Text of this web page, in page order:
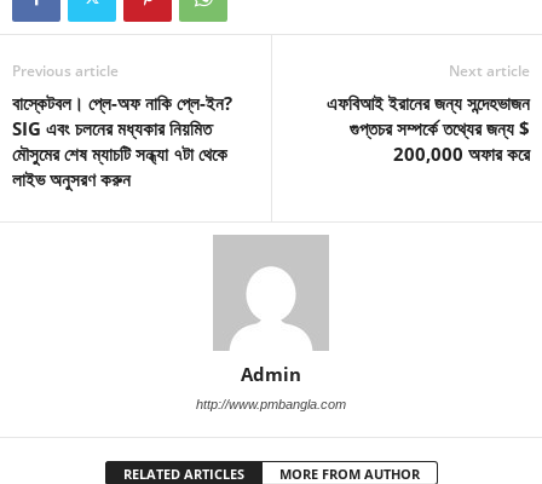
Previous article
বাস্কেটবল। প্লে-অফ নাকি প্লে-ইন?
SIG এবং চলনের মধ্যকার নিয়মিত
মৌসুমের শেষ ম্যাচটি সন্ধ্যা ৭টা থেকে
লাইভ অনুসরণ করুন
Next article
এফবিআই ইরানের জন্য সন্দেহভাজন
গুপ্তচর সম্পর্কে তথ্যের জন্য $
200,000 অফার করে
Admin
http://www.pmbangla.com
RELATED ARTICLES MORE FROM AUTHOR